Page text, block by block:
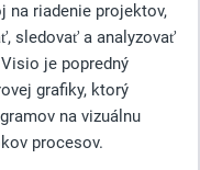
na riadenie projektov,
sledovať a analyzovať
je popredný
grafiky, ktorý
na vizuálnu
procesov.